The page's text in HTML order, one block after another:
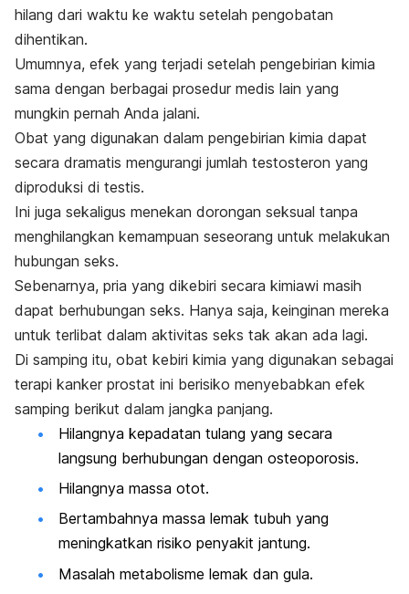
hilang dari waktu ke waktu setelah pengobatan
dihentikan.
Umumnya, efek yang terjadi setelah pengebirian kimia
sama dengan berbagai prosedur medis lain yang
mungkin pernah Anda jalani.
Obat yang digunakan dalam pengebirian kimia dapat
secara dramatis mengurangi jumlah testosteron yang
diproduksi di testis.
Ini juga sekaligus menekan dorongan seksual tanpa
menghilangkan kemampuan seseorang untuk melakukan
hubungan seks.
Sebenarnya, pria yang dikebiri secara kimiawi masih
dapat berhubungan seks. Hanya saja, keinginan mereka
untuk terlibat dalam aktivitas seks tak akan ada lagi.
Di samping itu, obat kebiri kimia yang digunakan sebagai
terapi kanker prostat ini berisiko menyebabkan efek
samping berikut dalam jangka panjang.
Hilangnya kepadatan tulang yang secara
langsung berhubungan dengan osteoporosis.
Hilangnya massa otot.
Bertambahnya massa lemak tubuh yang
meningkatkan risiko penyakit jantung.
Masalah metabolisme lemak dan gula.